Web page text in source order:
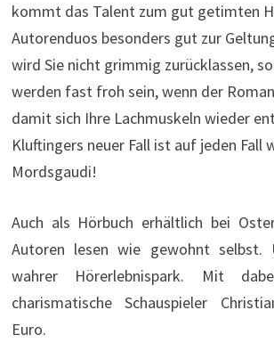
kommt das Talent zum gut getimten
Autorenduos besonders gut zur
wird Sie nicht grimmig zurücklassen,
werden fast froh sein, wenn der
damit sich Ihre Lachmuskeln wieder
Kluftingers neuer Fall ist auf jeden Fall
Mordsgaudi!
Auch als Hörbuch erhältlich bei
Autoren lesen wie gewohnt
wahrer Hörerlebnispark. Mit
charismatische Schauspieler
Euro.